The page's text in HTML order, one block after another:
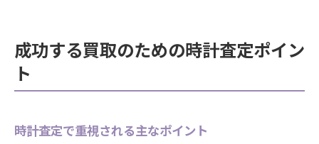
成功する買取のための時計査定ポイン
ト
時計査定で重視される主なポイント